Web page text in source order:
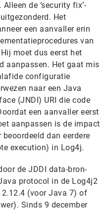
de ‘security fix’-
Het
een aanvaller erin
van
moet dus eerst het
aanpassen. Het gaat mis
configuratie
naar een Java
(JNDI) URI die code
een aanvaller eerst
aanpassen is de impact
dan eerdere
execution) in Log4j.
de JDDI data-bron-
protocol in de Log4j2
(voor Java 7) of
Sinds 9 december